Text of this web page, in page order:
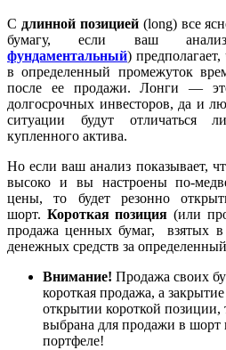
С длинной позицией(long) все
бумагу, если ваш
фундаментальный)
в определенный промежуток
после ее продажи. Лонги —
долгосрочных инвесторов, да и
ситуации будут отличаться
купленного актива.
Но если ваш анализ показывает,
высоко и вы настроены по-
цены, то будет резонно
шорт. Короткая позиция (или
продажа ценных бумаг, взятых в
денежных средств за
Внимание! Продажа своих
короткая продажа, а
открытии короткой позиции,
выбрана для продажи в
портфеле!